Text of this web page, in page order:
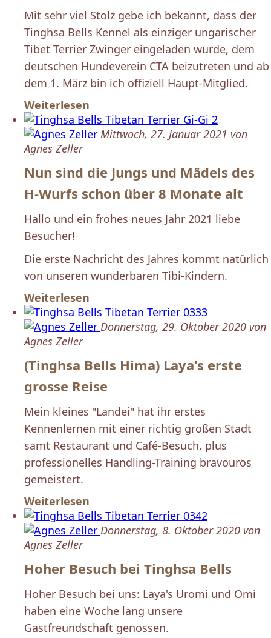
Mit sehr viel Stolz gebe ich bekannt, dass der
Tinghsa Bells Kennel als einziger ungarischer
Tibet Terrier Zwinger eingeladen wurde, dem
deutschen Hundeverein CTA beizutreten und ab
dem 1. März bin ich offiziell Haupt-Mitglied.
Weiterlesen
Mittwoch, 27. Januar 2021 von
Agnes Zeller
Nun sind die Jungs und Mädels des
H-Wurfs schon über 8 Monate alt
Hallo und ein frohes neues Jahr 2021 liebe
Besucher!
Die erste Nachricht des Jahres kommt natürlich
von unseren wunderbaren Tibi-Kindern.
Weiterlesen
Donnerstag, 29. Oktober 2020 von
Agnes Zeller
(Tinghsa Bells Hima) Laya's erste
grosse Reise
Mein kleines "Landei" hat ihr erstes
Kennenlernen mit einer richtig großen Stadt
samt Restaurant und Café-Besuch, plus
professionelles Handling-Training bravourös
gemeistert.
Weiterlesen
Donnerstag, 8. Oktober 2020 von
Agnes Zeller
Hoher Besuch bei Tinghsa Bells
Hoher Besuch bei uns: Laya's Uromi und Omi
haben eine Woche lang unsere
Gastfreundschaft genossen.